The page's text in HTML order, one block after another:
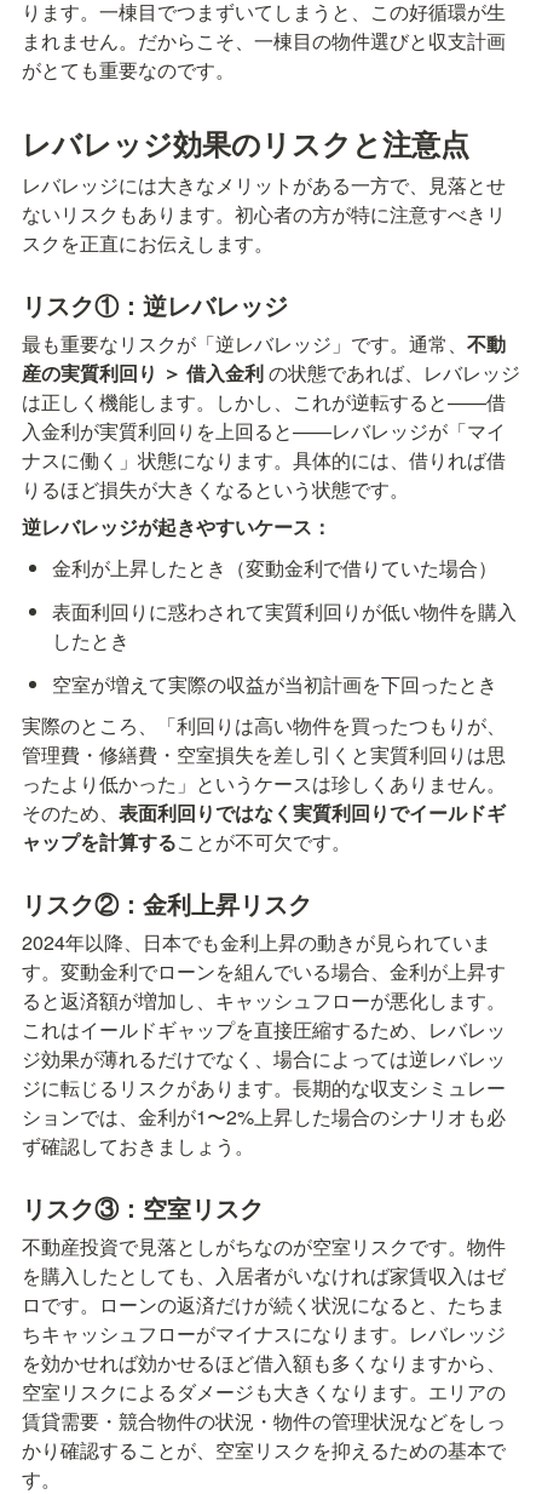
ります。一棟目でつまずいてしまうと、この好循環が生
まれません。だからこそ、一棟目の物件選びと収支計画
がとても重要なのです。
レバレッジ効果のリスクと注意点
レバレッジには大きなメリットがある一方で、見落とせ
ないリスクもあります。初心者の方が特に注意すべきリ
スクを正直にお伝えします。
リスク①：逆レバレッジ
最も重要なリスクが「逆レバレッジ」です。通常、 不動
産の実質利回り ＞ 借入金利 の状態であれば、レバレッジ
は正しく機能します。しかし、これが逆転すると——借
入金利が実質利回りを上回ると——レバレッジが「マイ
ナスに働く」状態になります。具体的には、借りれば借
りるほど損失が大きくなるという状態です。
逆レバレッジが起きやすいケース：
金利が上昇したとき（変動金利で借りていた場合）
表面利回りに惑わされて実質利回りが低い物件を購入
したとき
空室が増えて実際の収益が当初計画を下回ったとき
実際のところ、「利回りは高い物件を買ったつもりが、
管理費・修繕費・空室損失を差し引くと実質利回りは思
ったより低かった」というケースは珍しくありません。
そのため、 表面利回りではなく実質利回りでイールドギ
ャップを計算することが不可欠です。
リスク②：金利上昇リスク
2024年以降、日本でも金利上昇の動きが見られていま
す。変動金利でローンを組んでいる場合、金利が上昇す
ると返済額が増加し、キャッシュフローが悪化します。
これはイールドギャップを直接圧縮するため、レバレッ
ジ効果が薄れるだけでなく、場合によっては逆レバレッ
ジに転じるリスクがあります。長期的な収支シミュレー
ションでは、金利が1〜2%上昇した場合のシナリオも必
ず確認しておきましょう。
リスク③：空室リスク
不動産投資で見落としがちなのが空室リスクです。物件
を購入したとしても、入居者がいなければ家賃収入はゼ
ロです。ローンの返済だけが続く状況になると、たちま
ちキャッシュフローがマイナスになります。レバレッジ
を効かせれば効かせるほど借入額も多くなりますから、
空室リスクによるダメージも大きくなります。エリアの
賃貸需要・競合物件の状況・物件の管理状況などをしっ
かり確認することが、空室リスクを抑えるための基本で
す。